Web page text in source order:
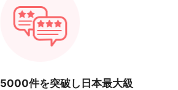
5000件を突破し日本最大級